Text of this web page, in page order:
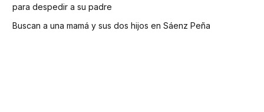
para despedir a su padre
Buscan a una mamá y sus dos hijos en Sáenz Peña